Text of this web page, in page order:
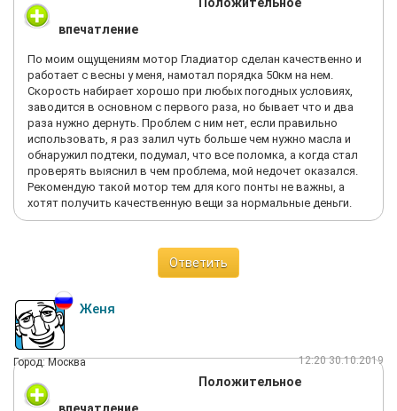
впечатление
По моим ощущениям мотор Гладиатор сделан качественно и
работает с весны у меня, намотал порядка 50км на нем.
Скорость набирает хорошо при любых погодных условиях,
заводится в основном с первого раза, но бывает что и два
раза нужно дернуть. Проблем с ним нет, если правильно
использовать, я раз залил чуть больше чем нужно масла и
обнаружил подтеки, подумал, что все поломка, а когда стал
проверять выяснил в чем проблема, мой недочет оказался.
Рекомендую такой мотор тем для кого понты не важны, а
хотят получить качественную вещи за нормальные деньги.
Ответить
Женя
Город: Москва 12:20 30.10.2019
Положительное